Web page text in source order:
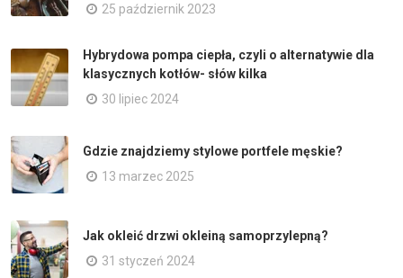
25 październik 2023
Hybrydowa pompa ciepła, czyli o alternatywie dla
klasycznych kotłów- słów kilka
30 lipiec 2024
Gdzie znajdziemy stylowe portfele męskie?
13 marzec 2025
Jak okleić drzwi okleiną samoprzylepną?
31 styczeń 2024